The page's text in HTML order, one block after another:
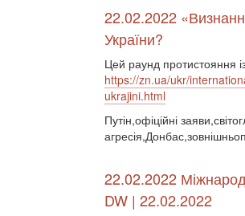
22.02.2022
України?
Цей раунд протистояння
https://zn.ua/ukr/
ukrajini.html
Путін,офіційні
22.02.2022
DW | 22.02.2022